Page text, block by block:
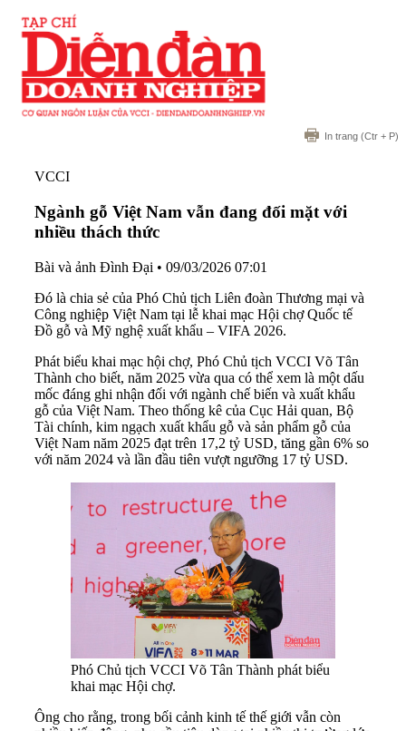
In trang (Ctr + P)
VCCI
Ngành gỗ Việt Nam vẫn đang đối mặt với
nhiều thách thức
Bài và ảnh Đình Đại • 09/03/2026 07:01
Đó là chia sẻ của Phó Chủ tịch Liên đoàn Thương mại và
Công nghiệp Việt Nam tại lễ khai mạc Hội chợ Quốc tế
Đồ gỗ và Mỹ nghệ xuất khẩu – VIFA 2026.
Phát biểu khai mạc hội chợ, Phó Chủ tịch VCCI Võ Tân
Thành cho biết, năm 2025 vừa qua có thể xem là một dấu
mốc đáng ghi nhận đối với ngành chế biến và xuất khẩu
gỗ của Việt Nam. Theo thống kê của Cục Hải quan, Bộ
Tài chính, kim ngạch xuất khẩu gỗ và sản phẩm gỗ của
Việt Nam năm 2025 đạt trên 17,2 tỷ USD, tăng gần 6% so
với năm 2024 và lần đầu tiên vượt ngưỡng 17 tỷ USD.
Phó Chủ tịch VCCI Võ Tân Thành phát biểu
khai mạc Hội chợ.
Ông cho rằng, trong bối cảnh kinh tế thế giới vẫn còn